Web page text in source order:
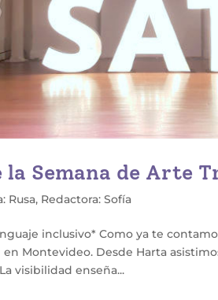
la Semana de Arte
Rusa, Redactora: Sofía
inclusivo* Como ya te
en Montevideo. Desde Harta
visibilidad enseña...